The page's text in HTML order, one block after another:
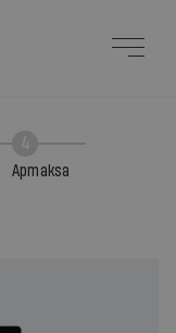
Apmaksa